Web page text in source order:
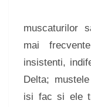
muscaturilor
mai
insistenti,
Delta;
isi fac si ele